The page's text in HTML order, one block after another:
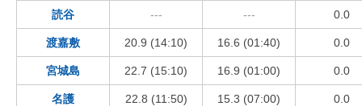
読谷 --- --- 0.0
渡嘉敷 20.9 (14:10) 16.6 (01:40) 0.0
宮城島 22.7 (15:10) 16.9 (01:00) 0.0
名護 22.8 (11:50) 15.3 (07:00) 0.0